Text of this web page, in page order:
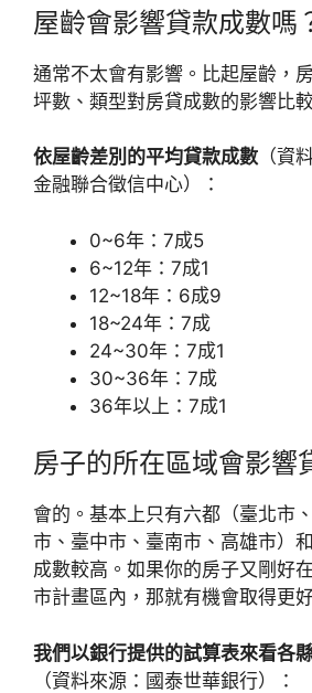
屋齡會影響貸款成數嗎
通常不太會有影響。比起屋齡，
坪數、類型對房貸成數的影響比
依屋齡差別的平均貸款成數 （資
金融聯合徵信中心）：
0~6年：7成5
6~12年：7成1
12~18年：6成9
18~24年：7成
24~30年：7成1
30~36年：7成
36年以上：7成1
房子的所在區域會影響
會的。基本上只有六都（臺北市
市、臺中市、臺南市、高雄市）
成數較高。如果你的房子又剛好
市計畫區內，那就有機會取得更
我們以銀行提供的試算表來看各
（資料來源：國泰世華銀行）：